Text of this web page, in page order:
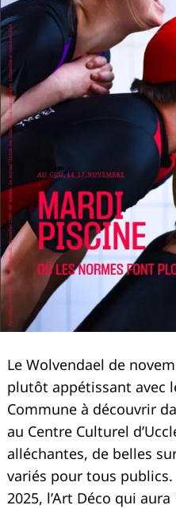
Le Wolvendael de
plutôt appétissant avec
Commune à découvrir
au Centre Culturel
alléchantes, de belles
variés pour tous publics.
2025, l’Art Déco qui